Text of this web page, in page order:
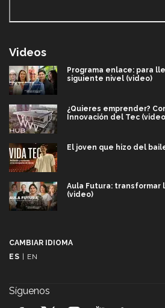
Videos
Programa enlace: para
siguiente nivel (video)
¿Quieres emprender?
Innovación del Tec
El joven que hizo del
Aula Futura: transformar
(video)
CAMBIAR IDIOMA
ES | EN
Síguenos